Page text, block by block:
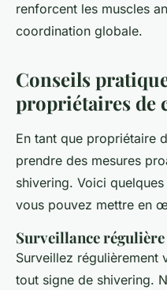
renforcent les muscles
coordination globale.
Conseils
propriétaires de
En tant que propriétaire
prendre des mesures
shivering. Voici quelques
vous pouvez mettre en
Surveillance régulière
Surveillez régulièrement
tout signe de shivering.